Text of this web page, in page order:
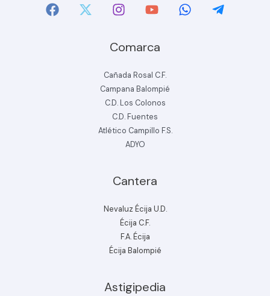
Comarca
Cañada Rosal C.F.
Campana Balompié
C.D. Los Colonos
C.D. Fuentes
Atlético Campillo F.S.
ADYO
Cantera
Nevaluz Écija U.D.
Écija C.F.
F.A. Écija
Écija Balompié
Astigipedia